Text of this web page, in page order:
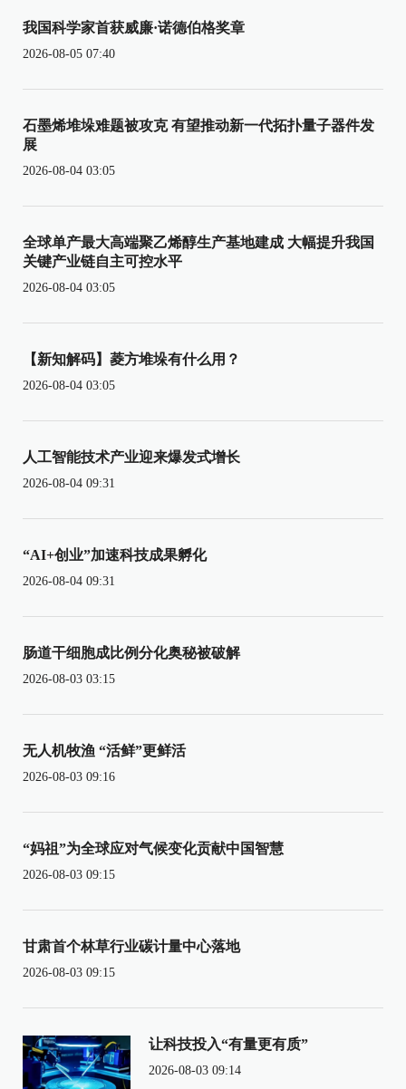
我国科学家首获威廉·诺德伯格奖章
2026-08-05 07:40
石墨烯堆垛难题被攻克 有望推动新一代拓扑量子器件发
展
2026-08-04 03:05
全球单产最大高端聚乙烯醇生产基地建成 大幅提升我国
关键产业链自主可控水平
2026-08-04 03:05
【新知解码】菱方堆垛有什么用？
2026-08-04 03:05
人工智能技术产业迎来爆发式增长
2026-08-04 09:31
“AI+创业”加速科技成果孵化
2026-08-04 09:31
肠道干细胞成比例分化奥秘被破解
2026-08-03 03:15
无人机牧渔 “活鲜”更鲜活
2026-08-03 09:16
“妈祖”为全球应对气候变化贡献中国智慧
2026-08-03 09:15
甘肃首个林草行业碳计量中心落地
2026-08-03 09:15
让科技投入“有量更有质”
2026-08-03 09:14